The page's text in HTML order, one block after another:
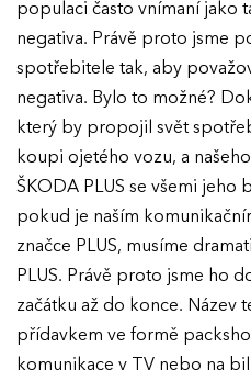
populaci často vnímaní jako
negativa. Právě proto jsme
spotřebitele tak, aby
negativa. Bylo to možné?
který by propojil svět
koupi ojetého vozu, a
ŠKODA PLUS se všemi jeho
pokud je naším
značce PLUS, musíme
PLUS. Právě proto jsme ho
začátku až do konce. Název
přídavkem ve formě
komunikace v TV nebo na